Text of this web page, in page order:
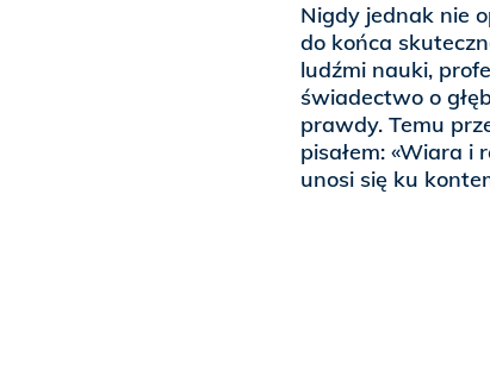
Nigdy jednak nie
do końca
ludźmi nauki,
świadectwo o
prawdy. Temu
pisałem: «Wiara
unosi się ku